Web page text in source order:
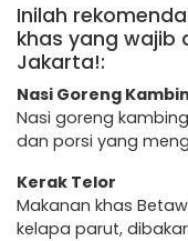
Inilah
khas yang wajib
Jakarta!:
Nasi Goreng
Nasi goreng
dan porsi yang
Kerak Telor
Makanan khas
kelapa parut,